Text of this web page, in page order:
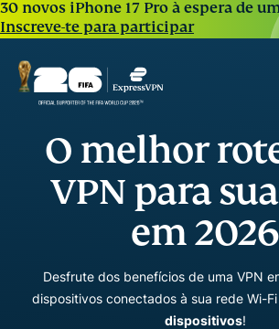
30 novos iPhone 17 Pro à espera de
Inscreve-te para participar
O melhor
VPN para
em 2026
Desfrute dos benefícios de uma VPN
dispositivos conectados à sua rede Wi-
dispositivos!